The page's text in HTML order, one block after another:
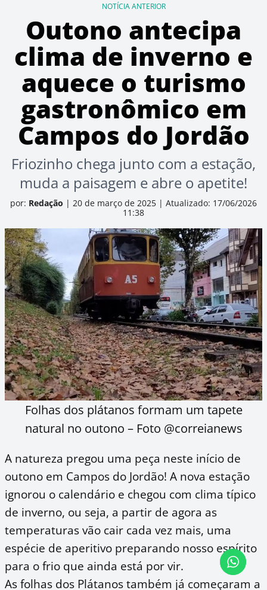
NOTÍCIA ANTERIOR
Outono antecipa
clima de inverno e
aquece o turismo
gastronômico em
Campos do Jordão
Friozinho chega junto com a estação,
muda a paisagem e abre o apetite!
por: Redação | 20 de março de 2025 | Atualizado: 17/06/2026
11:38
Folhas dos plátanos formam um tapete
natural no outono – Foto @correianews
A natureza pregou uma peça neste início de
outono em Campos do Jordão! A nova estação
ignorou o calendário e chegou com clima típico
de inverno, ou seja, a partir de agora as
temperaturas vão cair cada vez mais, uma
espécie de aperitivo preparando nosso espírito
para o frio que ainda está por vir.
As folhas dos Plátanos também já começaram a